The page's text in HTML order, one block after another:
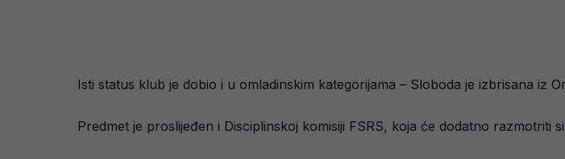
Isti status klub je dobio i u omladinskim kategorijama – Sloboda je izbrisana iz
Predmet je proslijeđen i Disciplinskoj komisiji FSRS, koja će dodatno razmotriti